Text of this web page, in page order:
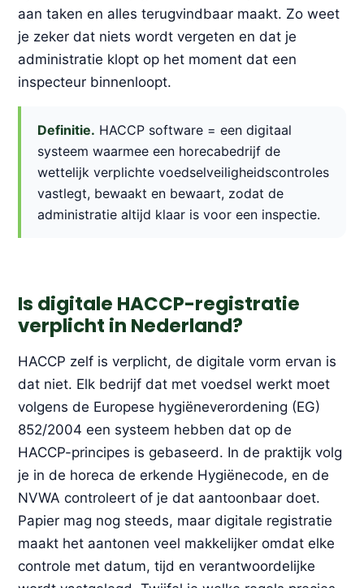
aan taken en alles terugvindbaar maakt. Zo weet
je zeker dat niets wordt vergeten en dat je
administratie klopt op het moment dat een
inspecteur binnenloopt.
Definitie. HACCP software = een digitaal
systeem waarmee een horecabedrijf de
wettelijk verplichte voedselveiligheidscontroles
vastlegt, bewaakt en bewaart, zodat de
administratie altijd klaar is voor een inspectie.
Is digitale HACCP-registratie
verplicht in Nederland?
HACCP zelf is verplicht, de digitale vorm ervan is
dat niet. Elk bedrijf dat met voedsel werkt moet
volgens de Europese hygiëneverordening (EG)
852/2004 een systeem hebben dat op de
HACCP-principes is gebaseerd. In de praktijk volg
je in de horeca de erkende Hygiënecode, en de
NVWA controleert of je dat aantoonbaar doet.
Papier mag nog steeds, maar digitale registratie
maakt het aantonen veel makkelijker omdat elke
controle met datum, tijd en verantwoordelijke